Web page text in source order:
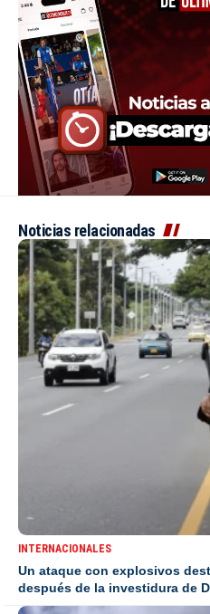
Noticias relacionadas
INTERNACIONALES
Un ataque con explosivos
después de la investidura de